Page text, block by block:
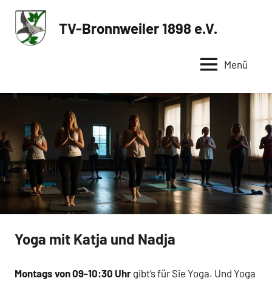
Zum
Inhalt
springen
TV-Bronnweiler 1898 e.V.
Sportverein
Menü
Yoga mit Katja und Nadja
Montags von 09-10:30 Uhr gibt’s für Sie Yoga. Und Yoga